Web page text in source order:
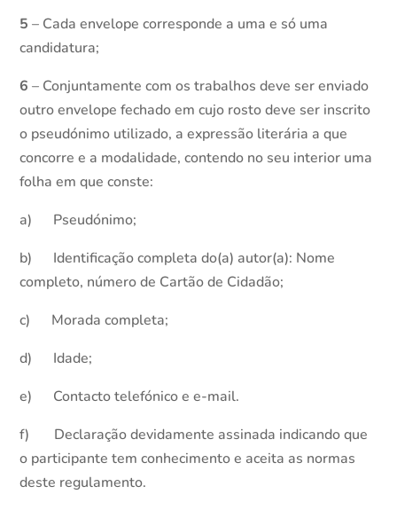
5– Cada envelope corresponde a uma e só uma
candidatura;
6– Conjuntamente com os trabalhos deve ser enviado
outro envelope fechado em cujo rosto deve ser inscrito
o pseudónimo utilizado, a expressão literária a que
concorre e a modalidade, contendo no seu interior uma
folha em que conste:
a) Pseudónimo;
b) Identificação completa do(a) autor(a): Nome
completo, número de Cartão de Cidadão;
c) Morada completa;
d) Idade;
e) Contacto telefónico e e-mail.
f) Declaração devidamente assinada indicando que
o participante tem conhecimento e aceita as normas
deste regulamento.